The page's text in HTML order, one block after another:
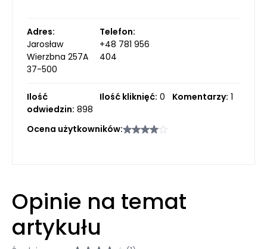
Adres:
Jarosław
Wierzbna 257A
37-500
Telefon:
+48 781 956
404
Ilość
odwiedzin: 898
Ilość kliknięć: 0 Komentarzy: 1
Ocena użytkowników:
Opinie na temat
artykułu